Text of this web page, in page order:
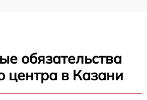
обязательства
центра в Казани